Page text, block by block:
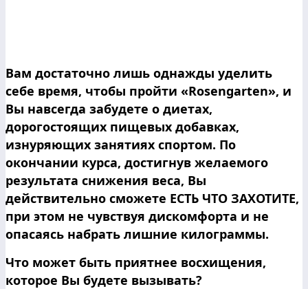
Вам достаточно лишь однажды уделить
себе время, чтобы пройти «Rosengarten», и
Вы навсегда забудете о диетах,
дорогостоящих пищевых добавках,
изнуряющих занятиях спортом. По
окончании курса, достигнув желаемого
результата снижения веса, Вы
действительно сможете ЕСТЬ ЧТО ЗАХОТИТЕ,
при этом не чувствуя дискомфорта и не
опасаясь набрать лишние килограммы.
Что может быть приятнее восхищения,
которое Вы будете вызывать?